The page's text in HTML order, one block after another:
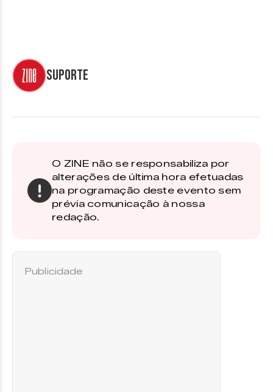
suporte
O ZINE não se responsabiliza por
alterações de última hora efetuadas
na programação deste evento sem
prévia comunicação à nossa
redação.
Publicidade